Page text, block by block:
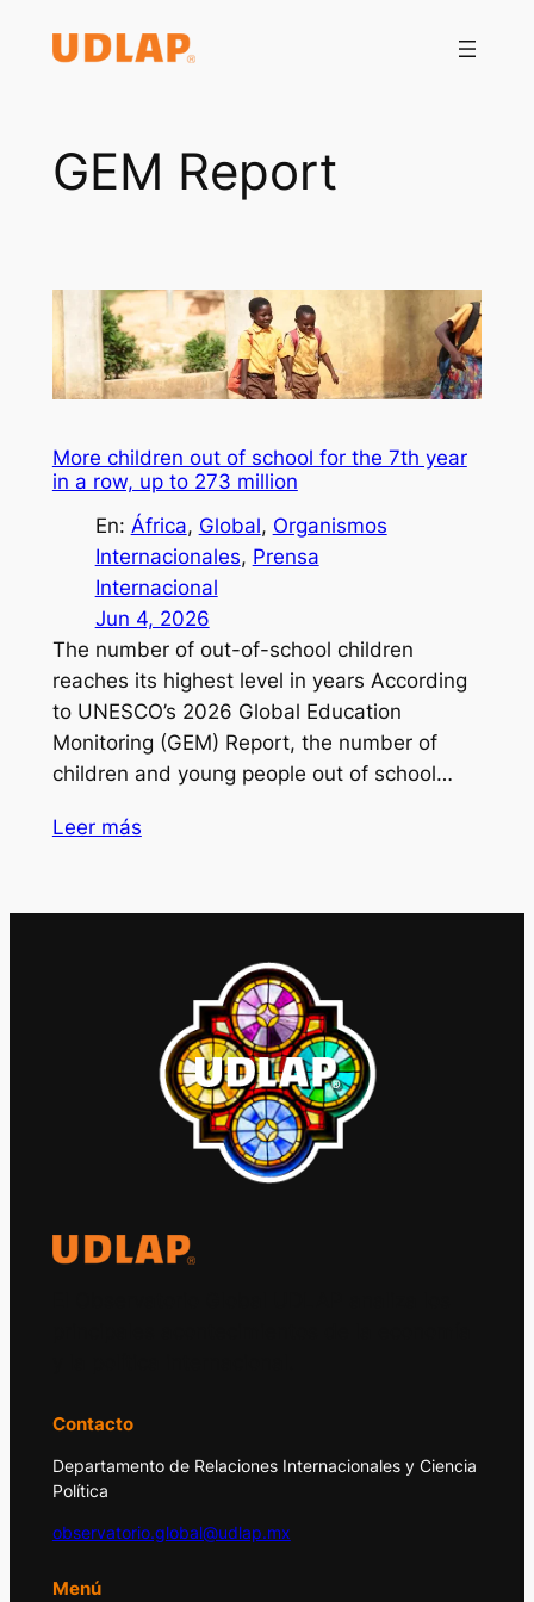
GEM Report
More children out of school for the 7th year
in a row, up to 273 million
En: África, Global, Organismos
Internacionales, Prensa
Internacional
Jun 4, 2026
The number of out-of-school children
reaches its highest level in years According
to UNESCO’s 2026 Global Education
Monitoring (GEM) Report, the number of
children and young people out of school…
Leer más
Contacto
Departamento de Relaciones Internacionales y Ciencia
Política
observatorio.global@udlap.mx
Menú